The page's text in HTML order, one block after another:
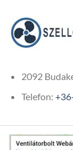
2092
Telefon: